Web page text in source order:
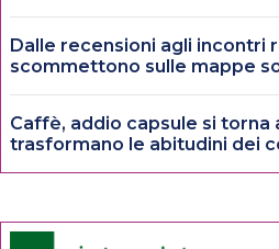
Dalle recensioni agli incontri
scommettono sulle mappe
Caffè, addio capsule si torna
trasformano le abitudini dei